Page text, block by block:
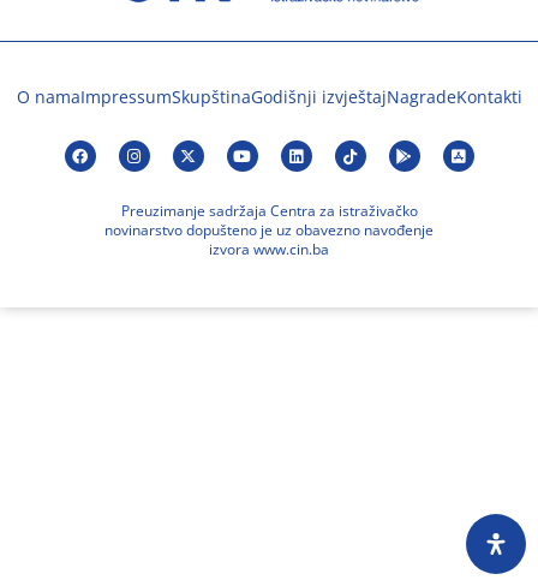
O namaImpressumSkupštinaGodišnji izvještajNagradeKontakti
Preuzimanje sadržaja Centra za istraživačko
novinarstvo dopušteno je uz obavezno navođenje
izvora www.cin.ba